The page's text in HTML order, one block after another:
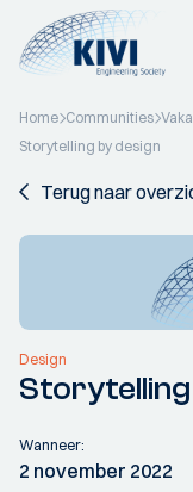
Home Communities
Storytelling by design
Terug naar
Design
Wanneer:
2 november 2022